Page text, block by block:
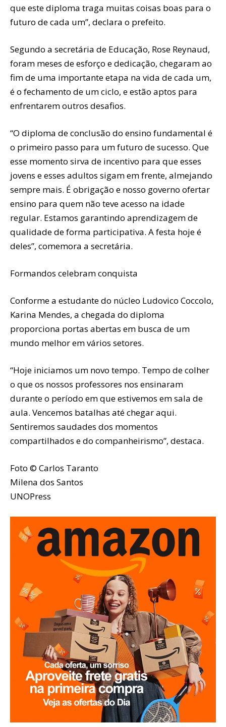
que este diploma traga muitas coisas boas para o
futuro de cada um”, declara o prefeito.
Segundo a secretária de Educação, Rose Reynaud,
foram meses de esforço e dedicação, chegaram ao
fim de uma importante etapa na vida de cada um,
é o fechamento de um ciclo, e estão aptos para
enfrentarem outros desafios.
“O diploma de conclusão do ensino fundamental é
o primeiro passo para um futuro de sucesso. Que
esse momento sirva de incentivo para que esses
jovens e esses adultos sigam em frente, almejando
sempre mais. É obrigação e nosso governo ofertar
ensino para quem não teve acesso na idade
regular. Estamos garantindo aprendizagem de
qualidade de forma participativa. A festa hoje é
deles”, comemora a secretária.
Formandos celebram conquista
Conforme a estudante do núcleo Ludovico Coccolo,
Karina Mendes, a chegada do diploma
proporciona portas abertas em busca de um
mundo melhor em vários setores.
“Hoje iniciamos um novo tempo. Tempo de colher
o que os nossos professores nos ensinaram
durante o período em que estivemos em sala de
aula. Vencemos batalhas até chegar aqui.
Sentiremos saudades dos momentos
compartilhados e do companheirismo”, destaca.
Foto © Carlos Taranto
Milena dos Santos
UNOPress